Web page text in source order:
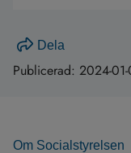
Dela
Publicerad: 2024-01-
Om Socialstyrelsen